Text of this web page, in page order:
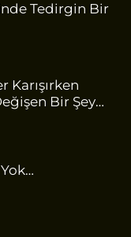
Tedirgin Bir
Karışırken
Bir Şey